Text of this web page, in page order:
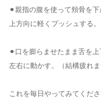
⚫︎親指の腹を使って頬骨を下
上方向に軽くプッシュする。
⚫︎口を膨らませたまま舌を上
左右に動かす。（結構疲れま
これを毎日やってみてくださ